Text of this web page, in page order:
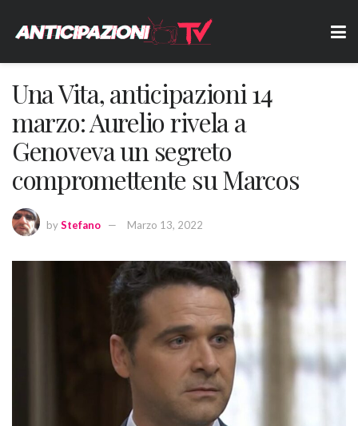
Una Vita, anticipazioni 14
marzo: Aurelio rivela a
Genoveva un segreto
compromettente su Marcos
byStefano Marzo 13, 2022